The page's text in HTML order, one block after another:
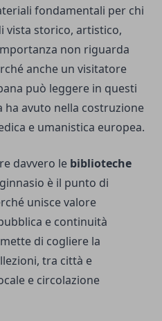
fondamentali per chi
vista storico, artistico,
non riguarda
anche un visitatore
può leggere in questi
ha avuto nella costruzione
e umanistica europea.
davvero le biblioteche
è il punto di
unisce valore
e continuità
di cogliere la
tra città e
e circolazione